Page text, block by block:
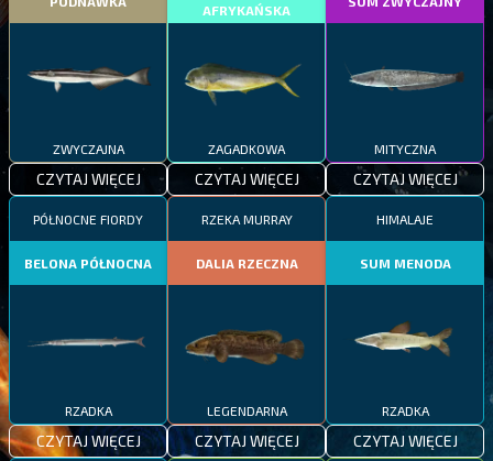
ZWYCZAJNA
CZYTAJ WIĘCEJ
AFRYKAŃSKA
ZAGADKOWA
CZYTAJ WIĘCEJ
MITYCZNA
CZYTAJ WIĘCEJ
PÓŁNOCNE FIORDY
BELONA PÓŁNOCNA
RZADKA
CZYTAJ WIĘCEJ
RZEKA MURRAY
DALIA RZECZNA
LEGENDARNA
CZYTAJ WIĘCEJ
HIMALAJE
SUM MENODA
RZADKA
CZYTAJ WIĘCEJ